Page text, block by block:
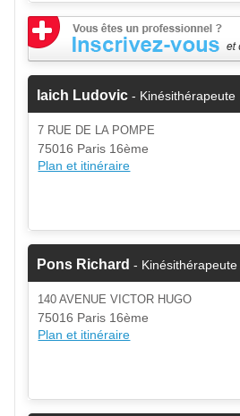
Iaich Ludovic - Kinésithérapeute
7 RUE DE LA POMPE
75016 Paris 16ème
Plan et itinéraire
Pons Richard - Kinésithérapeute
140 AVENUE VICTOR HUGO
75016 Paris 16ème
Plan et itinéraire